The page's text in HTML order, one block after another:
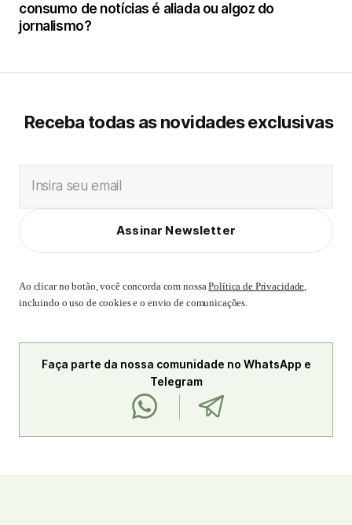
consumo de notícias é aliada ou algoz do
jornalismo?
Receba todas as novidades exclusivas
Insira seu email
Assinar Newsletter
Ao clicar no botão, você concorda com nossaPolítica de Privacidade,
incluindo o uso de cookies e o envio de comunicações.
Faça parte da nossa comunidade no WhatsApp e
Telegram